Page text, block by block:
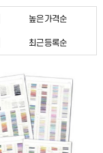
높은가격순
최근등록순